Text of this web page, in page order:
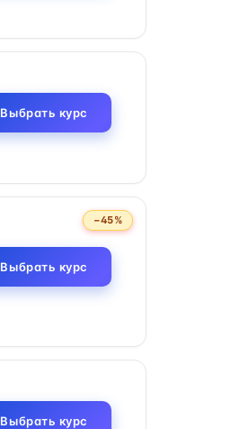
Выбрать курс
−45%
Выбрать курс
Выбрать курс